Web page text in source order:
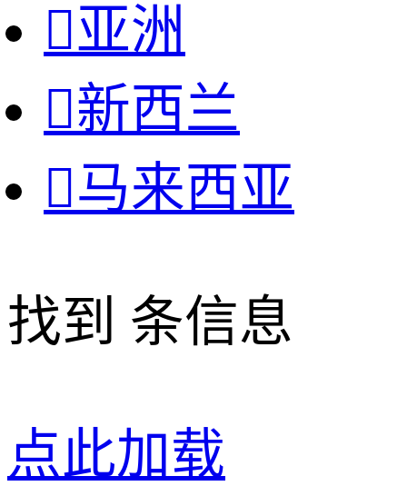
亚洲
新西兰
马来西亚
找到 条信息
点此加载